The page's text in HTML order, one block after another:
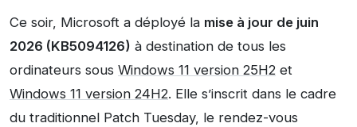
Ce soir, Microsoft a déployé la mise à jour de juin
2026 (KB5094126) à destination de tous les
ordinateurs sous Windows 11 version 25H2 et
Windows 11 version 24H2. Elle s’inscrit dans le cadre
du traditionnel Patch Tuesday, le rendez-vous